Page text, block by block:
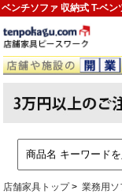
ベンチソファ 収納式 T-ベン
店舗家具トップ 業務用ソ